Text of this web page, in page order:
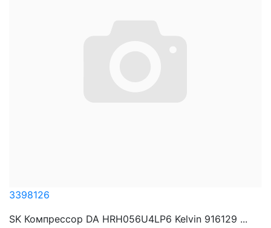
3398126
SK Компрессор DA HRH056U4LP6 Kelvin 916129 ...